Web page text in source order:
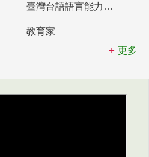
臺灣台語語言能力認證網站
教育家
更多